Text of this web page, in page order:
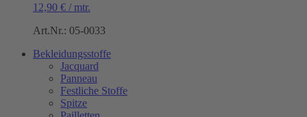
12,90 € / mtr.
Art.Nr.: 05-0033
Bekleidungsstoffe
Jacquard
Panneau
Festliche Stoffe
Spitze